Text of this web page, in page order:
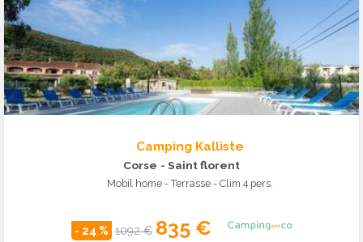
Camping Kalliste
Corse - Saint florent
Mobil home - Terrasse - Clim 4 pers.
- 24 % 1092 € 835 €